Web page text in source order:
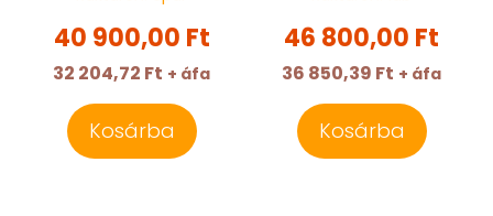
40 900,00 Ft
32 204,72 Ft + áfa
Kosárba
46 800,00 Ft
36 850,39 Ft + áfa
Kosárba